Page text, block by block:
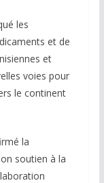
les
et de
et
voies pour
le continent
la
soutien à la